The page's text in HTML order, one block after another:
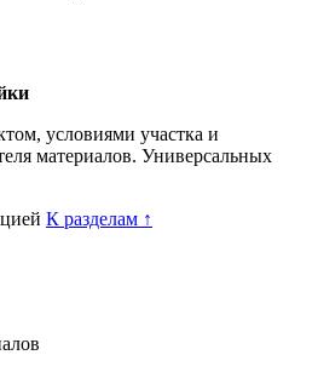
условиями участка и
материалов. Универсальных
К разделам ↑